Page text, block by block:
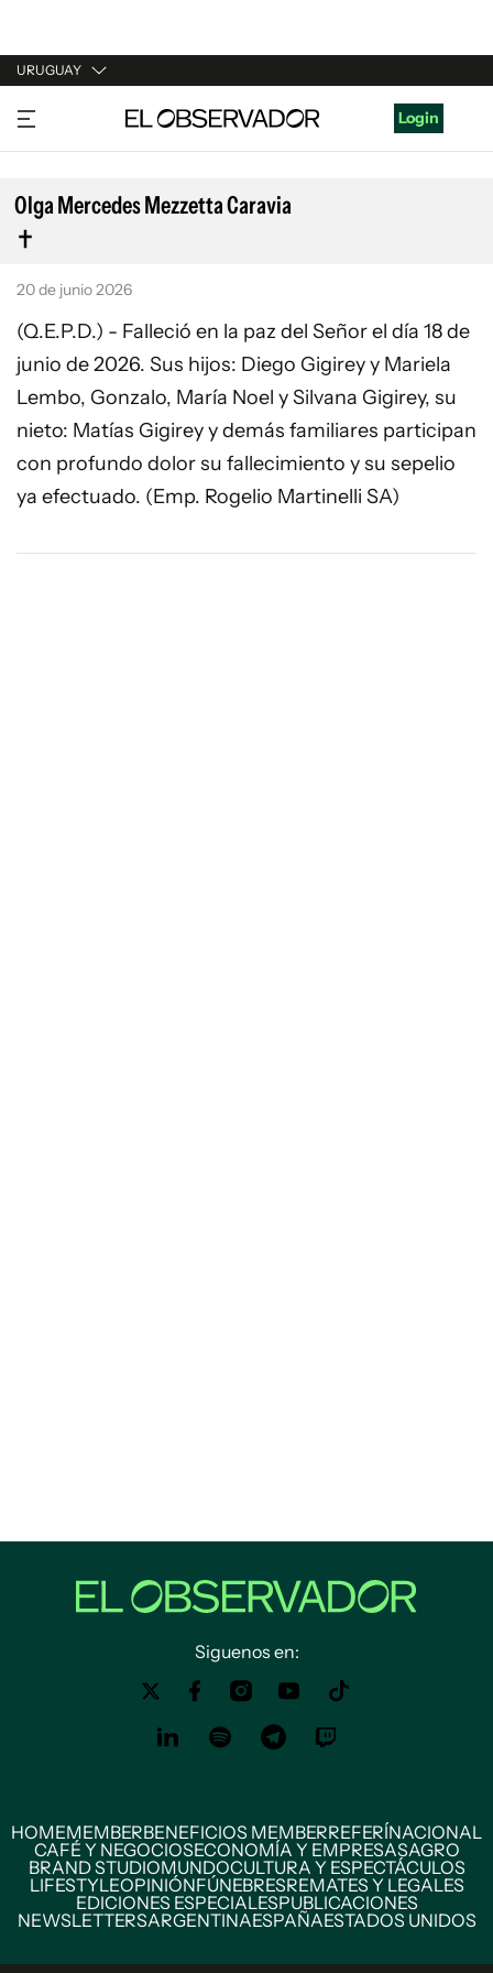
URUGUAY
URUGUAY
ARGENTINA
ESPAÑA
ESTADOS UNIDOS
Login
Olga Mercedes Mezzetta Caravia
20 de junio 2026
(Q.E.P.D.) - Falleció en la paz del Señor el día 18 de
junio de 2026. Sus hijos: Diego Gigirey y Mariela
Lembo, Gonzalo, María Noel y Silvana Gigirey, su
nieto: Matías Gigirey y demás familiares participan
con profundo dolor su fallecimiento y su sepelio
ya efectuado. (Emp. Rogelio Martinelli SA)
Siguenos en:
HOMEMEMBERBENEFICIOS MEMBERREFERÍNACIONAL
CAFÉ Y NEGOCIOSECONOMÍA Y EMPRESASAGRO
BRAND STUDIOMUNDOCULTURA Y ESPECTÁCULOS
LIFESTYLEOPINIÓNFÚNEBRESREMATES Y LEGALES
EDICIONES ESPECIALESPUBLICACIONES
NEWSLETTERSARGENTINAESPAÑAESTADOS UNIDOS